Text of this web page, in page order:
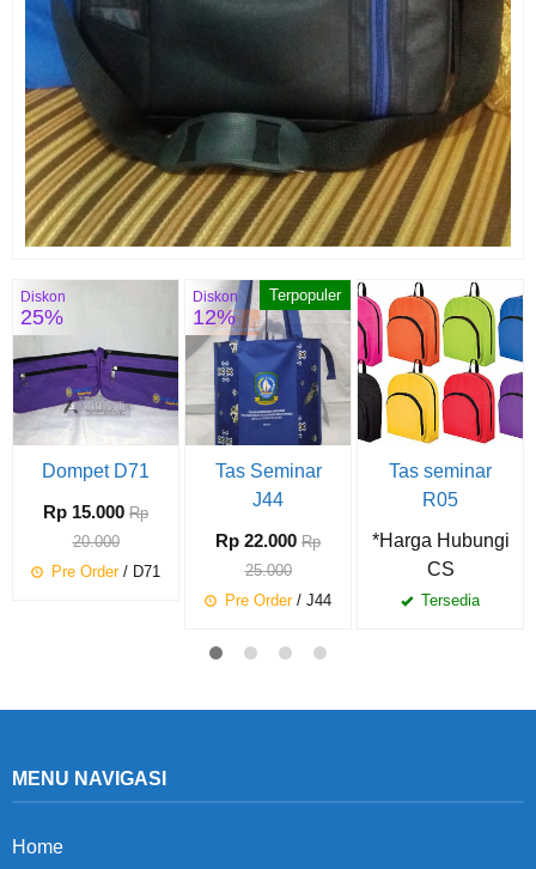
Diskon
25%
Dompet D71
Rp 15.000 Rp
20.000
Pre Order/ D71
Terpopuler
Diskon
12%
Tas Seminar
J44
Rp 22.000 Rp
25.000
Pre Order/ J44
Tas seminar
R05
*Harga Hubungi
CS
Tersedia
MENU NAVIGASI
Home